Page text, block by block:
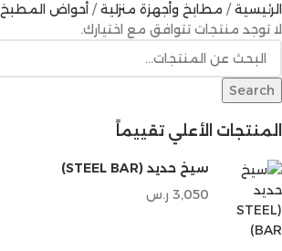
المنتجات الأعلي تقييماً
سيخ حديد (STEEL BAR)
3,050 ر.س
الرئيسية مطابخ وأجهزة منزلية أحواض المطبخ
لا توجد منتجات تتوافق مع اختيارك.
Search